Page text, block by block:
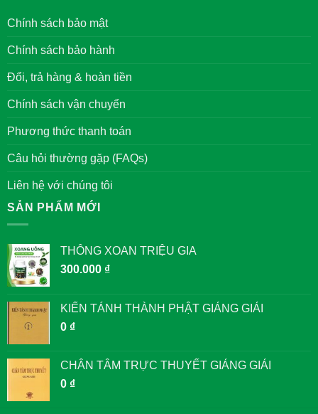
Nam
VỊ
THỜ
MIẾU
GIÁM
Chính sách bảo mật
Chính sách bảo hành
Đổi, trả hàng & hoàn tiền
Chính sách vận chuyển
Phương thức thanh toán
Câu hỏi thường gặp (FAQs)
Liên hệ với chúng tôi
SẢN PHẨM MỚI
THÔNG XOAN TRIỆU GIA
300.000 ₫
KIẾN TÁNH THÀNH PHẬT GIẢNG GIẢI
0 ₫
CHÂN TÂM TRỰC THUYẾT GIẢNG GIẢI
0 ₫